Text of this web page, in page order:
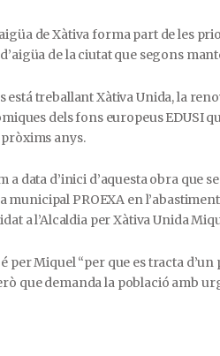
de Xàtiva forma part de les
de la ciutat que segons
está treballant Xàtiva Unida, la
dels fons europeus
anys.
a data d’inici d’aquesta obra
municipal PROEXA en
a l’Alcaldia per Xàtiva Unida
per Miquel “per que es tracta
que demanda la població amb